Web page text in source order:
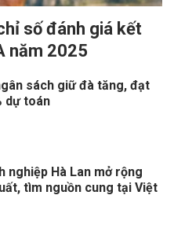
số đánh giá kết
năm 2025
sách giữ đà tăng, đạt
dự toán
nghiệp Hà Lan mở rộng
tìm nguồn cung tại Việt